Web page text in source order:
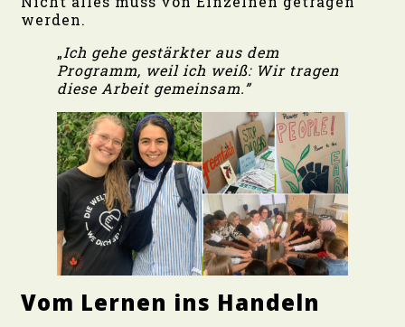
werden.
„Ich gehe gestärkter aus dem
Programm, weil ich weiß: Wir tragen
diese Arbeit gemeinsam.”
Vom Lernen ins Handeln